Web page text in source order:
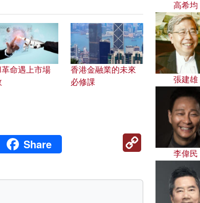
命遇上市場
香港金融業的未來
必修課
Share
高希均
張建雄
李偉民